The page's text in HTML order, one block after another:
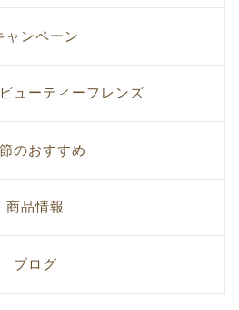
ャンペーン
ューティーフレンズ
のおすすめ
商品情報
ブログ